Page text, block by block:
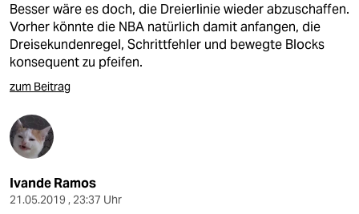
Besser wäre es doch, die Dreierlinie wieder abzuschaffen.
Vorher könnte die NBA natürlich damit anfangen, die
Dreisekundenregel, Schrittfehler und bewegte Blocks
konsequent zu pfeifen.
zum Beitrag
Ivande Ramos
21.05.2019 , 23:37 Uhr